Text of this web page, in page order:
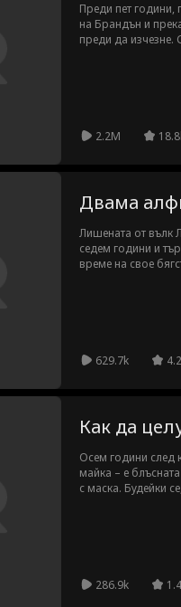
Преди пет години,
на Брандън и
преди да
2.2M
Двама
Лишената от вълк
седем години и
време на свое
629.7k
Как да
Осем години след
майка – е
с маска. Будейки
286.9k